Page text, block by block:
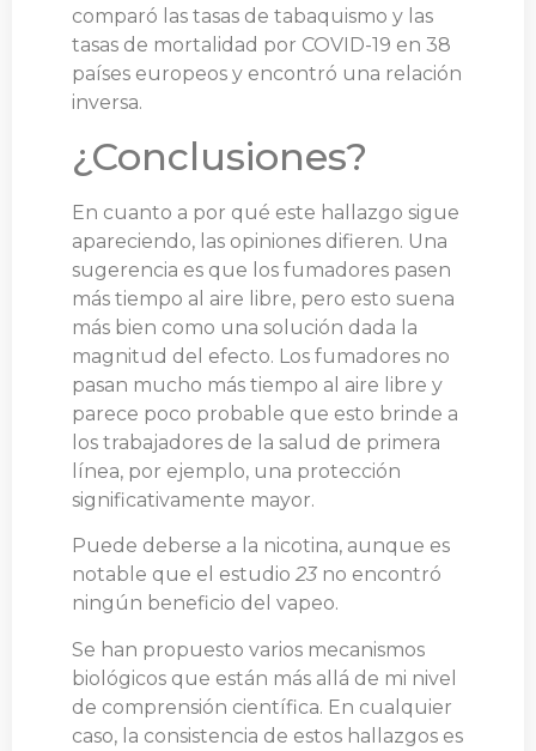
comparó las tasas de tabaquismo y las
tasas de mortalidad por COVID-19 en 38
países europeos y encontró una relación
inversa.
¿Conclusiones?
En cuanto a por qué este hallazgo sigue
apareciendo, las opiniones difieren. Una
sugerencia es que los fumadores pasen
más tiempo al aire libre, pero esto suena
más bien como una solución dada la
magnitud del efecto. Los fumadores no
pasan mucho más tiempo al aire libre y
parece poco probable que esto brinde a
los trabajadores de la salud de primera
línea, por ejemplo, una protección
significativamente mayor.
Puede deberse a la nicotina, aunque es
notable que el estudio 23 no encontró
ningún beneficio del vapeo.
Se han propuesto varios mecanismos
biológicos que están más allá de mi nivel
de comprensión científica. En cualquier
caso, la consistencia de estos hallazgos es